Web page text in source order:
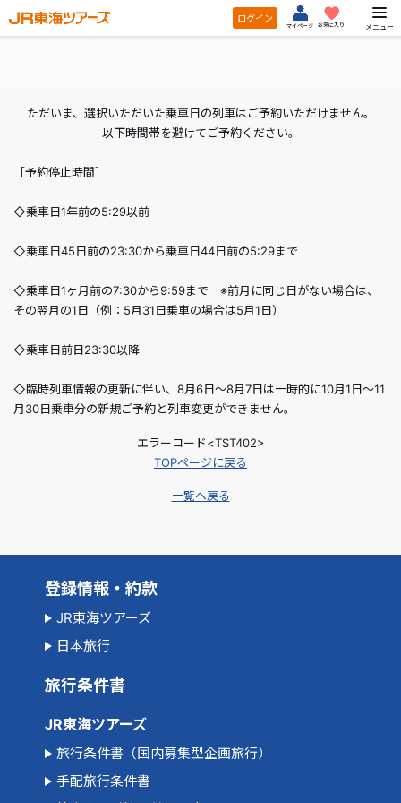
ログイン
マイページ お気に入り メニュー
ただいま、選択いただいた乗車日の列車はご予約いただけません。
以下時間帯を避けてご予約ください。
［予約停止時間］
◇乗車日1年前の5:29以前
◇乗車日45日前の23:30から乗車日44日前の5:29まで
◇乗車日1ヶ月前の7:30から9:59まで ※前月に同じ日がない場合は、
その翌月の1日（例：5月31日乗車の場合は5月1日）
◇乗車日前日23:30以降
◇臨時列車情報の更新に伴い、8月6日～8月7日は一時的に10月1日～11
月30日乗車分の新規ご予約と列車変更ができません。
エラーコード<TST402>
TOPページに戻る
一覧へ戻る
登録情報・約款
JR東海ツアーズ
日本旅行
旅行条件書
JR東海ツアーズ
旅行条件書（国内募集型企画旅行）
手配旅行条件書